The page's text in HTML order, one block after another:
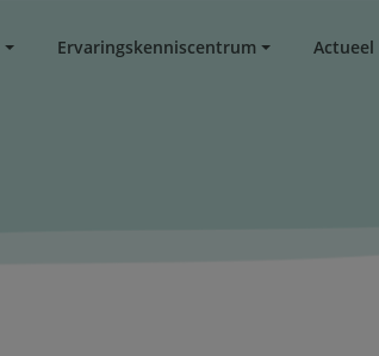
Ervaringskenniscentrum Actueel